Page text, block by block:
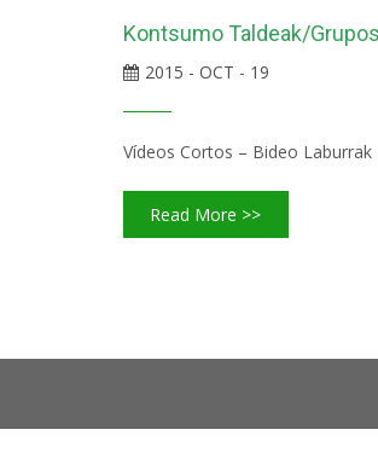
Kontsumo Taldeak/
2015 - OCT - 19
Vídeos Cortos – Bideo
Read More >>